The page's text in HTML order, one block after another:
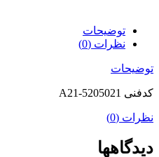
توضیحات
نظرات (0)
توضیحات
کدفنی A21-5205021
نظرات (0)
دیدگاهها